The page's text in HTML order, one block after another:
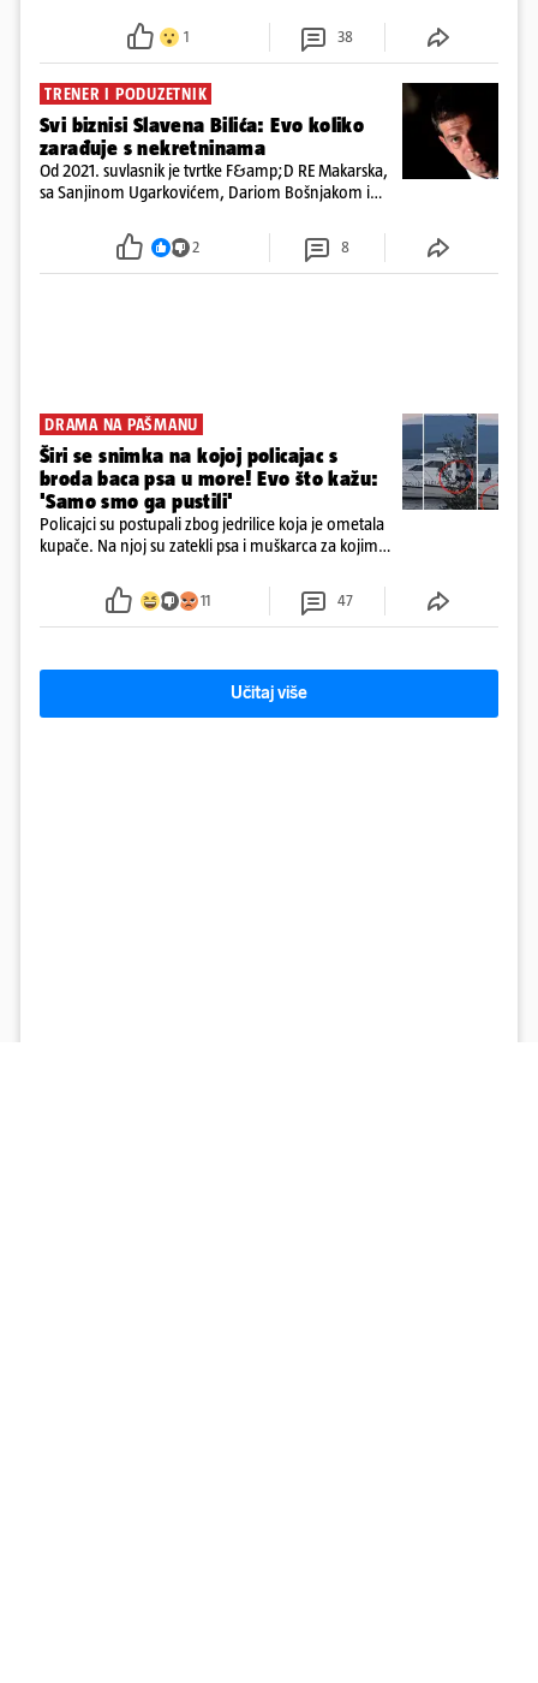
ispitali i poslali u istražni zatvor
1 38
TRENER I PODUZETNIK
Svi biznisi Slavena Bilića: Evo koliko
zarađuje s nekretninama
Od 2021. suvlasnik je tvrtke F&amp;D RE Makarska,
sa Sanjinom Ugarkovićem, Dariom Bošnjakom i
poslovanje nekretninama, a od osnutka nema
2 8
DRAMA NA PAŠMANU
Širi se snimka na kojoj policajac s
broda baca psa u more! Evo što kažu:
'Samo smo ga pustili'
Policajci su postupali zbog jedrilice koja je ometala
kupače. Na njoj su zatekli psa i muškarca za kojim
ga uhitili, a psa je preuzeo komunalni redar
11 47
Učitaj više